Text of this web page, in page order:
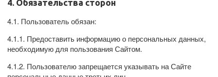
4. Обязательства сторон
4.1. Пользователь обязан:
4.1.1. Предоставить информацию о персональных данных,
необходимую для пользования Сайтом.
4.1.2. Пользователю запрещается указывать на Сайте